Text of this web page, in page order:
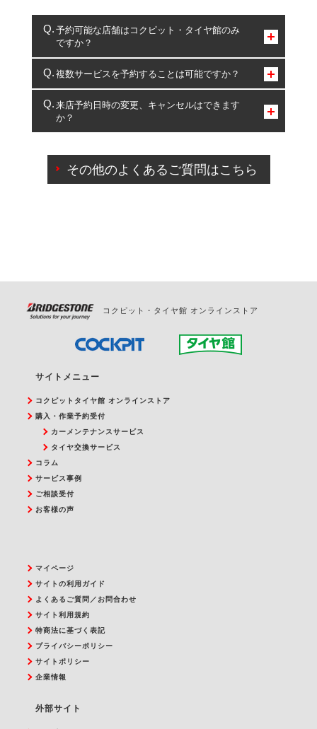
予約可能な店舗はコクピット・タイヤ館のみ
ですか？
コクピット・タイヤ館のみとなります。
複数サービスを予約することは可能ですか？
複数サービスのご予約は可能です。
一部の商品・サービスの組み合わせに限り、同時にご予約が
出来ないものもございます。
来店予約日時の変更、キャンセルはできます
か？
ご来店予約日の3営業日前を過ぎている場合のご予約
の日時変更につきましては、直接ご予約の店舗まで
その他のよくあるご質問はこちら
コクピット・タイヤ館 オンラインストア
サイトメニュー
コクピットタイヤ館 オンラインストア
購入・作業予約受付
カーメンテナンスサービス
タイヤ交換サービス
コラム
サービス事例
ご相談受付
お客様の声
マイページ
サイトの利用ガイド
よくあるご質問／お問合わせ
サイト利用規約
特商法に基づく表記
プライバシーポリシー
サイトポリシー
企業情報
外部サイト